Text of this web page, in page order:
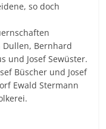
so doch
Bernhard
und Josef Sewüster.
Büscher und Josef
Ewald Stermann